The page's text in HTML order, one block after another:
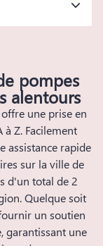
pompes
alentours
une prise en
Z. Facilement
assistance rapide
sur la ville de
d'un total de 2
Quelque soit
un soutien
garantissant une